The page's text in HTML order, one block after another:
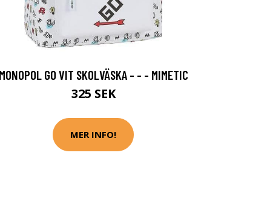
MONOPOL GO VIT SKOLVÄSKA - - - MIMETIC
325 SEK
MER INFO!